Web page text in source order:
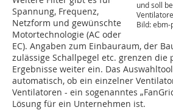
und soll
Bild: ebm-
Spannung, Frequenz,
Netzform und gewünschte
Motortechnologie (AC oder
EC). Angaben zum Einbauraum, der
zulässige Schallpegel etc. grenzen die
Ergebnisse weiter ein. Das
automatisch, ob ein einzelner
Ventilatoren - ein sogenanntes
Lösung für ein Unternehmen ist.